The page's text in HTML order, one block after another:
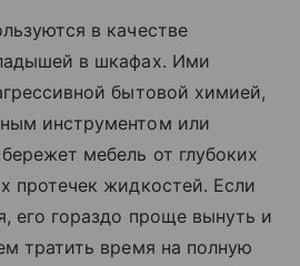
в качестве
в шкафах. Ими
бытовой химией,
инструментом или
мебель от глубоких
протечек жидкостей. Если
его гораздо проще вынуть и
тратить время на полную